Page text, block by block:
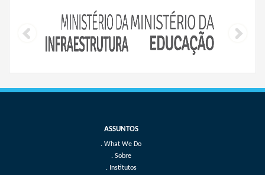
What We Do
Sobre
Institutos